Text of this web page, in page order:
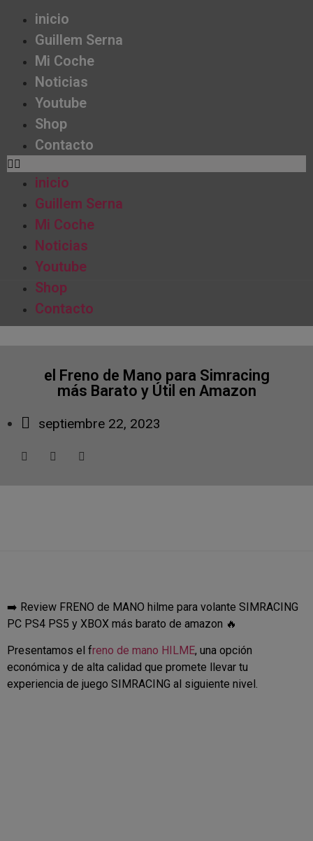
inicio
Guillem Serna
Mi Coche
Noticias
Youtube
Shop
Contacto
inicio
Guillem Serna
Mi Coche
Noticias
Youtube
Shop
Contacto
el Freno de Mano para Simracing
más Barato y Útil en Amazon
septiembre 22, 2023
➡️ Review FRENO de MANO hilme para volante SIMRACING
PC PS4 PS5 y XBOX más barato de amazon 🔥
Presentamos el freno de mano HILME, una opción
económica y de alta calidad que promete llevar tu
experiencia de juego SIMRACING al siguiente nivel.